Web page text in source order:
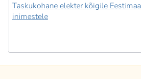
Taskukohane elekter kõigile Eestimaa
inimestele